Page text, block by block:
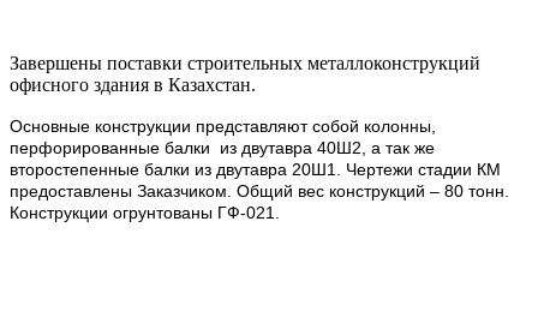
Завершены поставки строительных металлоконструкций
офисного здания в Казахстан.
Основные конструкции представляют собой колонны,
перфорированные балки из двутавра 40Ш2, а так же
второстепенные балки из двутавра 20Ш1. Чертежи стадии КМ
предоставлены Заказчиком. Общий вес конструкций – 80 тонн.
Конструкции огрунтованы ГФ-021.